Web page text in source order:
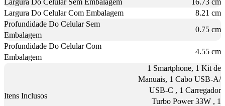
Largura Do Celular Sem Embalagem
16.73 cm
Largura Do Celular Com Embalagem
8.21 cm
Profundidade Do Celular Sem
Embalagem
0.75 cm
Profundidade Do Celular Com
Embalagem
4.55 cm
Itens Inclusos
1 Smartphone, 1 Kit de
Manuais, 1 Cabo USB-A/
USB-C , 1 Carregador
Turbo Power 33W , 1